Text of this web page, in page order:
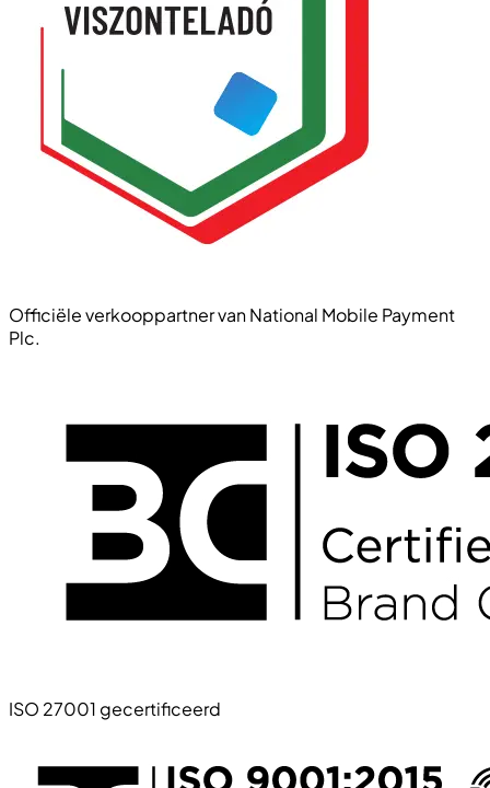
Officiële verkooppartner van National Mobile Payment
Plc.
ISO 27001 gecertificeerd